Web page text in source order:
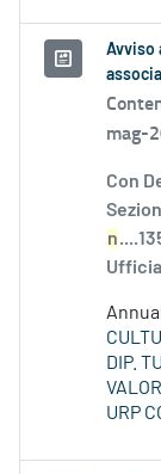
Avviso
mag-
Con
n
DIP.
URP